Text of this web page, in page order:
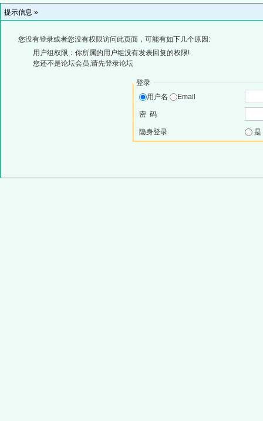
提示信息 »
您没有登录或者您没有权限访问此页面，可能有如下几个原因:
用户组权限：你所属的用户组没有发表回复的权限!
您还不是论坛会员,请先登录论坛
登录
用户名
Email
密 码
隐身登录